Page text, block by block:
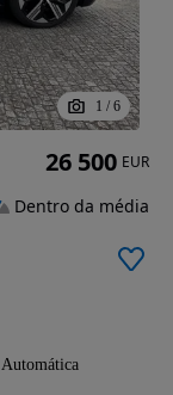
1 / 6
Automática
26 500 EUR
Dentro da média